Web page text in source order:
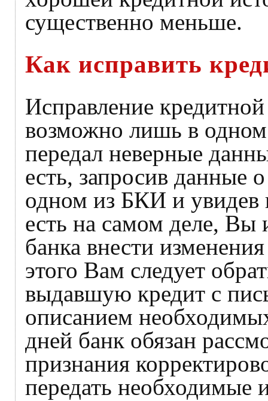
существенно меньше.
Как исправить
Исправление
возможно лишь в одном
передал неверные
есть, запросив данные
одном из БКИ и увидев
есть на самом деле, Вы
банка внести
этого Вам следует
выдавшую кредит с
описанием
дней банк обязан
признания
передать необходимые